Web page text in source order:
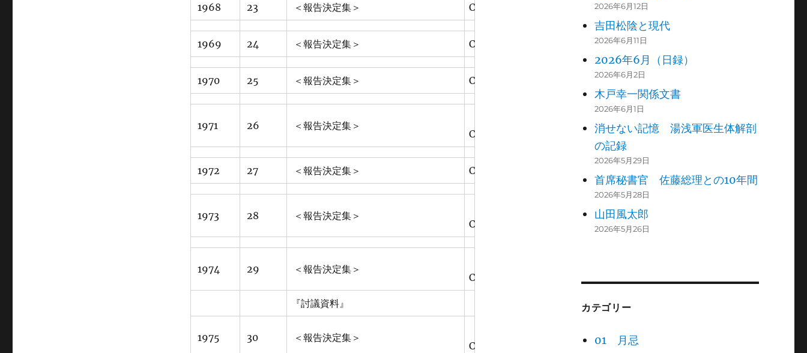
1968 23 ＜報告決定集＞ C
1969 24 ＜報告決定集＞ C
1970 25 ＜報告決定集＞ C
1971 26 ＜報告決定集＞
C
1972 27 ＜報告決定集＞ C
1973 28 ＜報告決定集＞
C
1974 29 ＜報告決定集＞
C
『討議資料』
1975 30 ＜報告決定集＞
C
2026年6月12日
吉田松陰と現代
2026年6月11日
2026年6月（日録）
2026年6月2日
木戸幸一関係文書
2026年6月1日
消せない記憶 湯浅軍医生体解剖
の記録
2026年5月29日
首席秘書官 佐藤総理との10年間
2026年5月28日
山田風太郎
2026年5月26日
カテゴリー
01 月忌